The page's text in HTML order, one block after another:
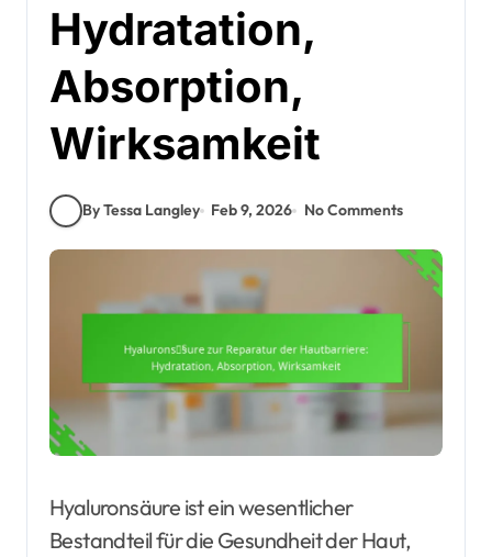
Hydratation,
Absorption,
Wirksamkeit
By Tessa Langley Feb 9, 2026 No Comments
Hyaluronsäure ist ein wesentlicher
Bestandteil für die Gesundheit der Haut,